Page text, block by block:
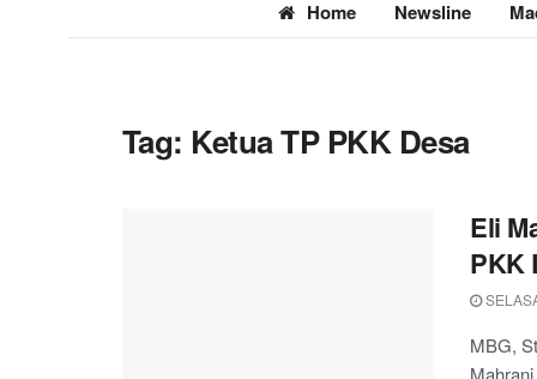
Home Newsline
Tag: Ketua TP PKK Desa
Eli
PKK
MBG,